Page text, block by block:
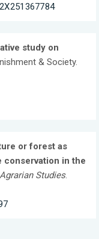
study on
& Society.
or forest as
conservation in the
Studies.